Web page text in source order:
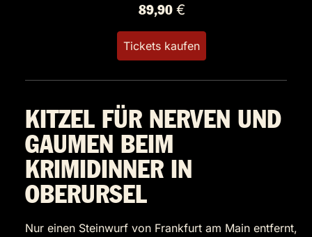
89,90 €
Tickets kaufen
KITZEL FÜR NERVEN UND
GAUMEN BEIM
KRIMIDINNER IN
OBERURSEL
Nur einen Steinwurf von Frankfurt am Main entfernt,